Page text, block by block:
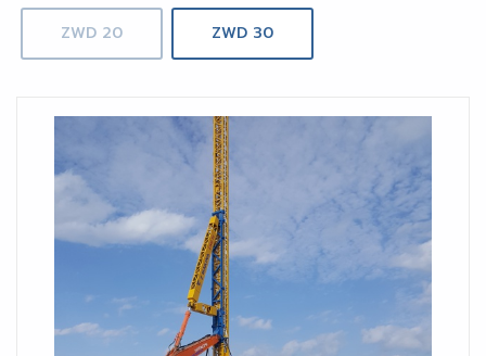
ZWD 20 ZWD 30